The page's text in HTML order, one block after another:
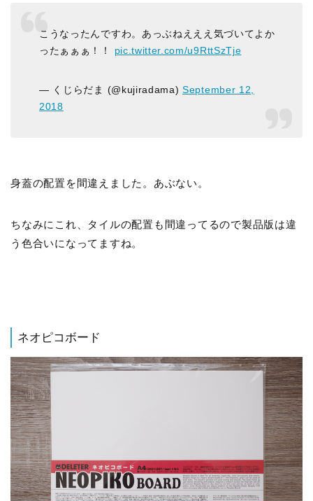
こうなったんですわ。あっぶねえええ気づいてよか
ったぁぁぁ！！ pic.twitter.com/u9RttSzTje
— くじらだま (@kujiradama)September 12,
2018
身蓋の配置を間違えました。あぶない。
ちなみにこれ、タイルの配置も間違ってるので製品版は違
う色合いになってますね。
ネオピコボード